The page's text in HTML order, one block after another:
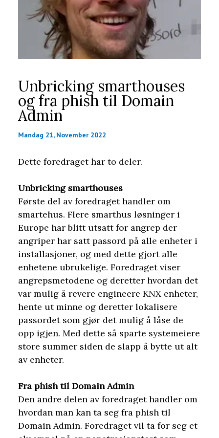
Unbricking smarthouses
og fra phish til Domain
Admin
Mandag 21, November 2022
Dette foredraget har to deler.
Unbricking smarthouses
Første del av foredraget handler om
smartehus. Flere smarthus løsninger i
Europe har blitt utsatt for angrep der
angriper har satt passord på alle enheter i
installasjoner, og med dette gjort alle
enhetene ubrukelige. Foredraget viser
angrepsmetodene og deretter hvordan det
var mulig å revere engineere KNX enheter,
hente ut minne og deretter lokalisere
passordet som gjør det mulig å låse de
opp igjen. Med dette så sparte systemeiere
store summer siden de slapp å bytte ut alt
av enheter.
Fra phish til Domain Admin
Den andre delen av foredraget handler om
hvordan man kan ta seg fra phish til
Domain Admin. Foredraget vil ta for seg et